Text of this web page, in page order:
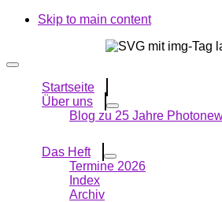
Skip to main content
Startseite
Über uns
Blog zu 25 Jahre
Das Heft
Termine 2026
Index
Archiv